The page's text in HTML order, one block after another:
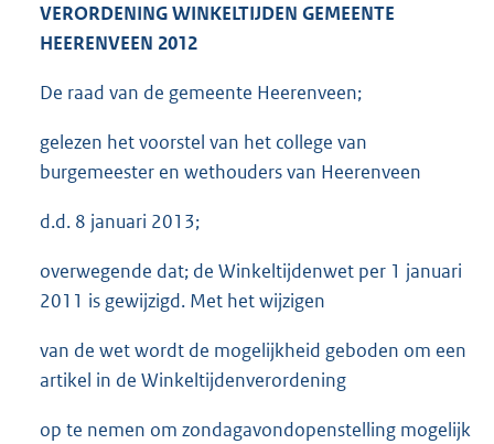
VERORDENING WINKELTIJDEN GEMEENTE
HEERENVEEN 2012
De raad van de gemeente Heerenveen;
gelezen het voorstel van het college van
burgemeester en wethouders van Heerenveen
d.d. 8 januari 2013;
overwegende dat; de Winkeltijdenwet per 1 januari
2011 is gewijzigd. Met het wijzigen
van de wet wordt de mogelijkheid geboden om een
artikel in de Winkeltijdenverordening
op te nemen om zondagavondopenstelling mogelijk